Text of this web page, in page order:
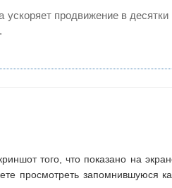
ускоряет продвижение в
того, что показано на
просмотреть запомнившуюся